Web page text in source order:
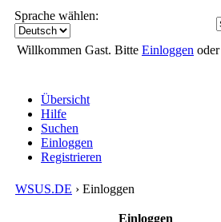
Sprache wählen:
Willkommen Gast. Bitte Einloggen oder
Übersicht
Hilfe
Suchen
Einloggen
Registrieren
WSUS.DE › Einloggen
Einloggen